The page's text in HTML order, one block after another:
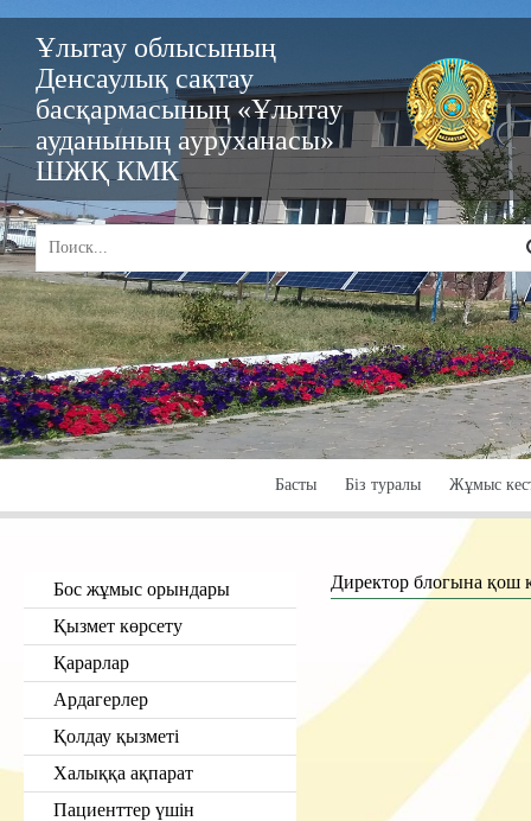
Ұлытау облысының
Денсаулық сақтау
басқармасының «Ұлытау
ауданының ауруханасы»
ШЖҚ КМК
Басты Біз туралы Жұмыс
Бос жұмыс орындары
Қызмет көрсету
Қарарлар
Ардагерлер
Қолдау қызметі
Халыққа ақпарат
Пациенттер үшін
Директор блогына қош